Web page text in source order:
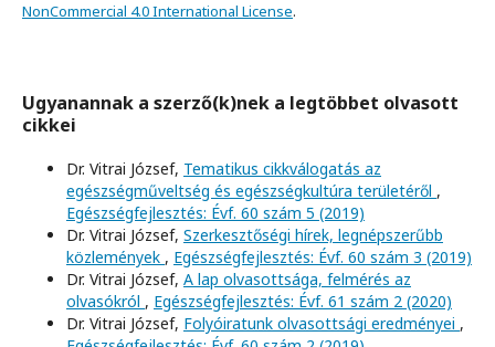
NonCommercial 4.0 International License.
Ugyanannak a szerző(k)nek a legtöbbet olvasott
cikkei
Dr. Vitrai József, Tematikus cikkválogatás az
egészségműveltség és egészségkultúra területéről ,
Egészségfejlesztés: Évf. 60 szám 5 (2019)
Dr. Vitrai József, Szerkesztőségi hírek, legnépszerűbb
közlemények , Egészségfejlesztés: Évf. 60 szám 3 (2019)
Dr. Vitrai József, A lap olvasottsága, felmérés az
olvasókról , Egészségfejlesztés: Évf. 61 szám 2 (2020)
Dr. Vitrai József, Folyóiratunk olvasottsági eredményei ,